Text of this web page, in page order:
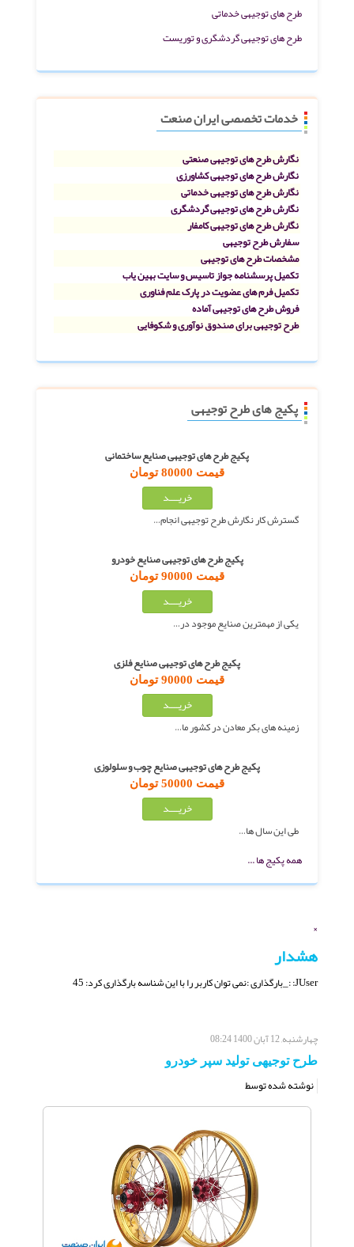
طرح های توجیهی خدماتی
طرح های توجیهی گردشگری و توریست
خدمات تخصصی ایران صنعت
نگارش طرح های توجیهی صنعتی
نگارش طرح های توجیهی کشاورزی
نگارش طرح های توجیهی خدماتی
نگارش طرح های توجیهی گردشگری
نگارش طرح های توجیهی کامفار
سفارش طرح توجیهی
مشخصات طرح های توجیهی
تکمیل پرسشنامه جواز تاسیس و سایت بهین یاب
تکمیل فرم های عضویت در پارک علم فناوری
فروش طرح های توجیهی آماده
طرح توجیهی برای صندوق نوآوری و شکوفایی
پکیج های طرح توجیهی
پکیج طرح های توجیهی صنایع ساختمانی
قیمت 80000 تومان
گسترش کار نگارش طرح توجیهی انجام…
پکیج طرح های توجیهی صنایع خودرو
قیمت 90000 تومان
یکی از مهمترین صنایع موجود در…
پکیج طرح های توجیهی صنایع فلزی
قیمت 90000 تومان
زمینه های بکر معادن در کشور ما…
پکیج طرح های توجیهی صنایع چوب و سلولوزی
قیمت 50000 تومان
طی این سال ها…
همه پکیج ها ...
×
هشدار
JUser: :_بارگذاری :نمی توان کاربر را با این شناسه بارگذاری کرد: 45
چهارشنبه, 12 آبان 1400 08:24
طرح توجیهی تولید سپر خودرو
نوشته شده توسط